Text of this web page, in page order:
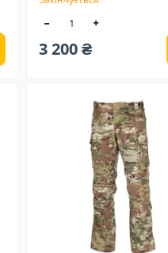
3 200 ₴